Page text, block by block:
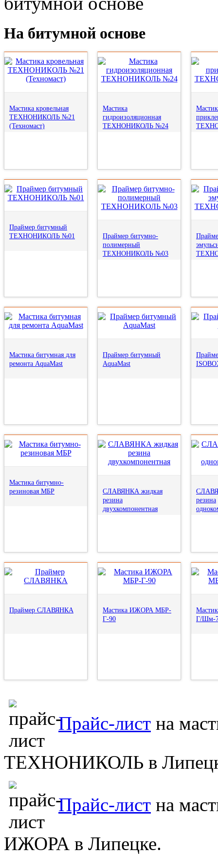
На битумной основе
Мастика кровельная
ТЕХНОНИКОЛЬ №21
(Техномаст)
Мастика
гидроизоляционная
ТЕХНОНИКОЛЬ №24
Праймер битумный
ТЕХНОНИКОЛЬ №01
Праймер битумно-
полимерный
ТЕХНОНИКОЛЬ №03
Мастика битумная для
ремонта AquaMast
Праймер битумный
AquaMast
Мастика битумно-
резиновая МБР
СЛАВЯНКА жидкая
резина
двухкомпонентная
резина
Праймер СЛАВЯНКА
Мастика ИЖОРА МБР-
Г-90
Г/Шм-
Прайс-лист на
ТЕХНОНИКОЛЬ в
Прайс-лист на
ИЖОРА в Липецке.